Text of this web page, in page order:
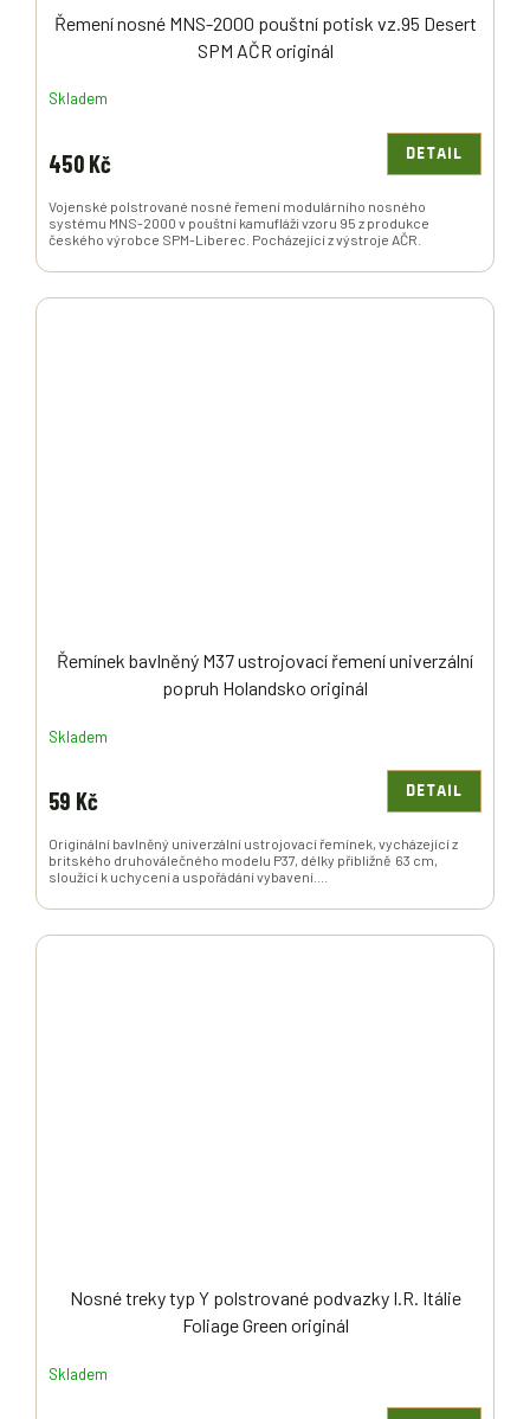
Řemení nosné MNS-2000 pouštní potisk vz.95 Desert
SPM AČR originál
Skladem
450 Kč DETAIL
Vojenské polstrované nosné řemení modulárního nosného
systému MNS-2000 v pouštní kamufláži vzoru 95 z produkce
českého výrobce SPM-Liberec. Pocházející z výstroje AČR.
Řemínek bavlněný M37 ustrojovací řemení univerzální
popruh Holandsko originál
Skladem
59 Kč DETAIL
Originální bavlněný univerzální ustrojovací řemínek, vycházející z
britského druhoválečného modelu P37, délky přibližně 63 cm,
sloužící k uchycení a uspořádání vybavení....
Nosné treky typ Y polstrované podvazky I.R. Itálie
Foliage Green originál
Skladem